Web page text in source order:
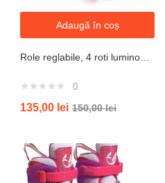
Adaugă în coș
0
135,00 lei 150,00lei